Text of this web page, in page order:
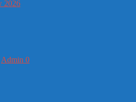
Admin 0